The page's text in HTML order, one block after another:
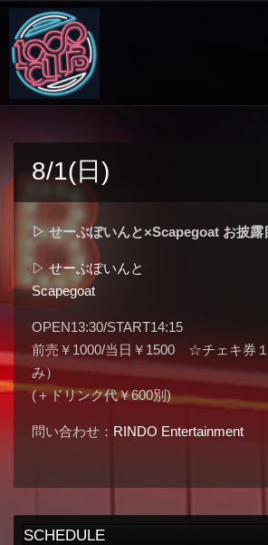
8/1(日)
▷ せーぶぽいんと×Scapegoat お披
▷ せーぶぽいんと
Scapegoat
OPEN13:30/START14:15
前売￥1000/当日￥1500 ☆チェキ券
み）
(＋ドリンク代￥600別)
問い合わせ： RINDO Entertainment
SCHEDULE